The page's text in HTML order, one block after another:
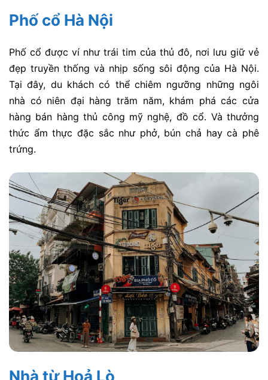
Phố cổ Hà Nội
Phố cổ được ví như trái tim của thủ đô, nơi lưu giữ vẻ
đẹp truyền thống và nhịp sống sôi động của Hà Nội.
Tại đây, du khách có thể chiêm ngưỡng những ngôi
nhà có niên đại hàng trăm năm, khám phá các cửa
hàng bán hàng thủ công mỹ nghệ, đồ cổ. Và thưởng
thức ẩm thực đặc sắc như phở, bún chả hay cà phê
trứng.
Nhà từ Hoả Lò